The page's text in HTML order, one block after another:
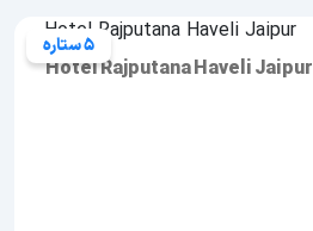
5 ستاره
Hotel Rajputana Haveli Jaipur